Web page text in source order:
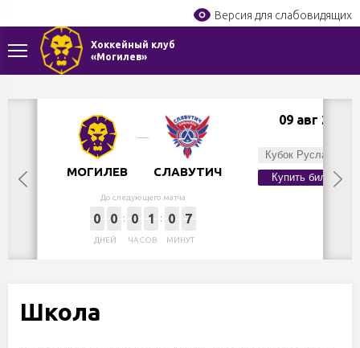
Версия для слабовидящих
Хоккейный клуб
«Могилев»
МОГИЛЕВ СЛАВУТИЧ
До следующего матча
0 0
ДНЕЙ
0 1
ЧАСОВ
0 7
МИНУТ
09 авг 2026
Купить билет
Школа